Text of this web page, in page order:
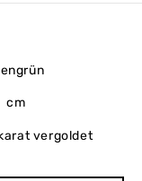
cm
vergoldet